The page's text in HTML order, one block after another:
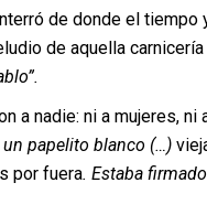
de donde el tiempo
de aquella carnicería
a nadie: ni a mujeres, ni
papelito blanco (…)
por fuera. Estaba